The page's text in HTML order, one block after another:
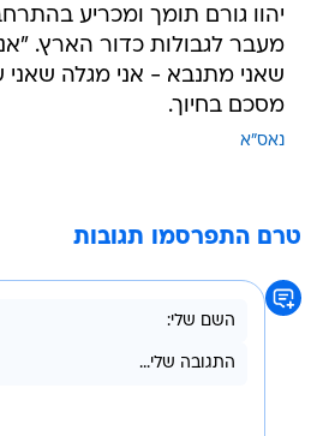
יהוו גורם תומך ומכריע
מעבר לגבולות כדור הארץ.
שאני מתנבא - אני מגלה שאני
מסכם בחיוך.
נאס"א
טרם התפרסמו תגובות